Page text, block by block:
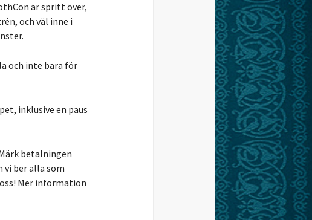
är spritt över,
och väl inne i
och inte bara för
inklusive en paus
betalningen
vi ber alla som
Mer information